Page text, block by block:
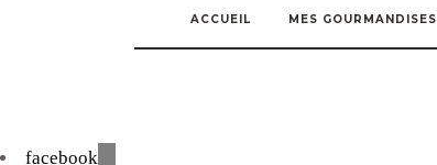
ACCUEIL MES GOURMANDISES
facebook